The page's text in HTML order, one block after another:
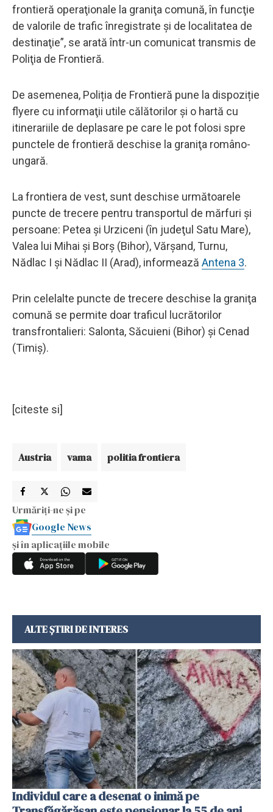
frontieră operaţionale la graniţa comună, în funcţie
de valorile de trafic înregistrate şi de localitatea de
destinaţie”, se arată într-un comunicat transmis de
Poliţia de Frontieră.
De asemenea, Poliția de Frontieră pune la dispoziție
flyere cu informaţii utile călătorilor şi o hartă cu
itinerariile de deplasare pe care le pot folosi spre
punctele de frontieră deschise la graniţa româno-
ungară.
La frontiera de vest, sunt deschise următoarele
puncte de trecere pentru transportul de mărfuri și
persoane: Petea şi Urziceni (în judeţul Satu Mare),
Valea lui Mihai şi Borş (Bihor), Vărşand, Turnu,
Nădlac I şi Nădlac II (Arad), informează Antena 3.
Prin celelalte puncte de trecere deschise la graniţa
comună se permite doar traficul lucrătorilor
transfrontalieri: Salonta, Săcuieni (Bihor) şi Cenad
(Timiş).
[citeste si]
Austria vama politia frontiera
Urmăriți-ne și pe
Google News
și în aplicațiile mobile
ALTE ȘTIRI DE INTERES
Individul care a desenat o inimă pe